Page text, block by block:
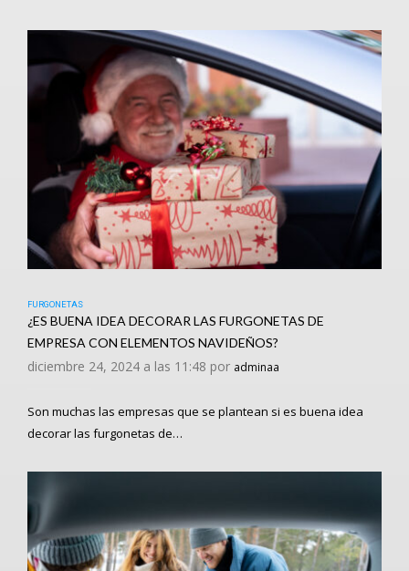
FURGONETAS
¿ES BUENA IDEA DECORAR LAS FURGONETAS DE
EMPRESA CON ELEMENTOS NAVIDEÑOS?
diciembre 24, 2024 a las 11:48 por adminaa
Son muchas las empresas que se plantean si es buena idea
decorar las furgonetas de…